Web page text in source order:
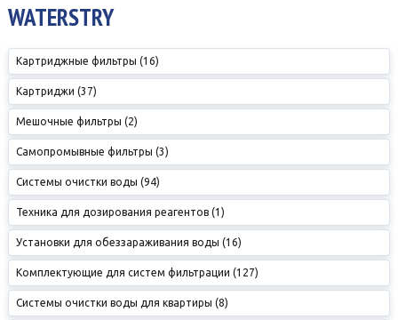
WATERSTRY
Картриджные фильтры (16)
Картриджи (37)
Мешочные фильтры (2)
Самопромывные фильтры (3)
Системы очистки воды (94)
Техника для дозирования реагентов (1)
Установки для обеззараживания воды (16)
Комплектующие для систем фильтрации (127)
Системы очистки воды для квартиры (8)